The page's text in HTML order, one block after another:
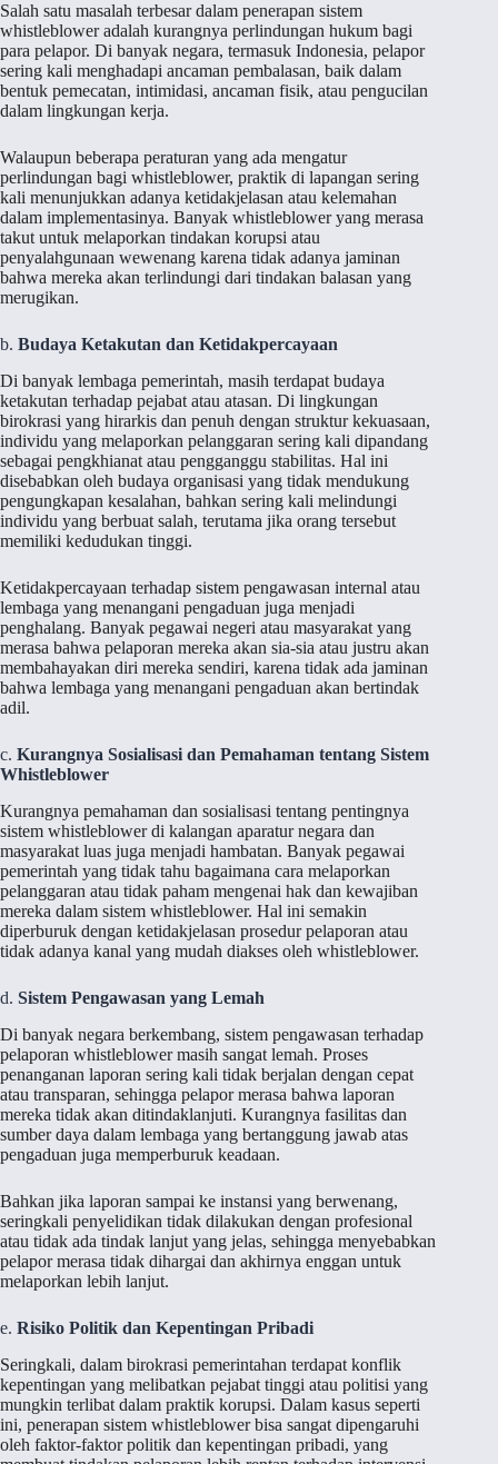
Salah satu masalah terbesar dalam penerapan sistem
whistleblower adalah kurangnya perlindungan hukum bagi
para pelapor. Di banyak negara, termasuk Indonesia, pelapor
sering kali menghadapi ancaman pembalasan, baik dalam
bentuk pemecatan, intimidasi, ancaman fisik, atau pengucilan
dalam lingkungan kerja.
Walaupun beberapa peraturan yang ada mengatur
perlindungan bagi whistleblower, praktik di lapangan sering
kali menunjukkan adanya ketidakjelasan atau kelemahan
dalam implementasinya. Banyak whistleblower yang merasa
takut untuk melaporkan tindakan korupsi atau
penyalahgunaan wewenang karena tidak adanya jaminan
bahwa mereka akan terlindungi dari tindakan balasan yang
merugikan.
b. Budaya Ketakutan dan Ketidakpercayaan
Di banyak lembaga pemerintah, masih terdapat budaya
ketakutan terhadap pejabat atau atasan. Di lingkungan
birokrasi yang hirarkis dan penuh dengan struktur kekuasaan,
individu yang melaporkan pelanggaran sering kali dipandang
sebagai pengkhianat atau pengganggu stabilitas. Hal ini
disebabkan oleh budaya organisasi yang tidak mendukung
pengungkapan kesalahan, bahkan sering kali melindungi
individu yang berbuat salah, terutama jika orang tersebut
memiliki kedudukan tinggi.
Ketidakpercayaan terhadap sistem pengawasan internal atau
lembaga yang menangani pengaduan juga menjadi
penghalang. Banyak pegawai negeri atau masyarakat yang
merasa bahwa pelaporan mereka akan sia-sia atau justru akan
membahayakan diri mereka sendiri, karena tidak ada jaminan
bahwa lembaga yang menangani pengaduan akan bertindak
adil.
c. Kurangnya Sosialisasi dan Pemahaman tentang Sistem
Whistleblower
Kurangnya pemahaman dan sosialisasi tentang pentingnya
sistem whistleblower di kalangan aparatur negara dan
masyarakat luas juga menjadi hambatan. Banyak pegawai
pemerintah yang tidak tahu bagaimana cara melaporkan
pelanggaran atau tidak paham mengenai hak dan kewajiban
mereka dalam sistem whistleblower. Hal ini semakin
diperburuk dengan ketidakjelasan prosedur pelaporan atau
tidak adanya kanal yang mudah diakses oleh whistleblower.
d. Sistem Pengawasan yang Lemah
Di banyak negara berkembang, sistem pengawasan terhadap
pelaporan whistleblower masih sangat lemah. Proses
penanganan laporan sering kali tidak berjalan dengan cepat
atau transparan, sehingga pelapor merasa bahwa laporan
mereka tidak akan ditindaklanjuti. Kurangnya fasilitas dan
sumber daya dalam lembaga yang bertanggung jawab atas
pengaduan juga memperburuk keadaan.
Bahkan jika laporan sampai ke instansi yang berwenang,
seringkali penyelidikan tidak dilakukan dengan profesional
atau tidak ada tindak lanjut yang jelas, sehingga menyebabkan
pelapor merasa tidak dihargai dan akhirnya enggan untuk
melaporkan lebih lanjut.
e. Risiko Politik dan Kepentingan Pribadi
Seringkali, dalam birokrasi pemerintahan terdapat konflik
kepentingan yang melibatkan pejabat tinggi atau politisi yang
mungkin terlibat dalam praktik korupsi. Dalam kasus seperti
ini, penerapan sistem whistleblower bisa sangat dipengaruhi
oleh faktor-faktor politik dan kepentingan pribadi, yang